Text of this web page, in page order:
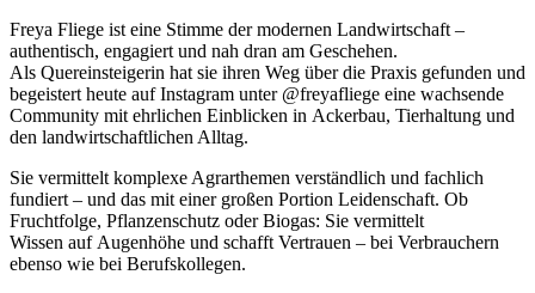
Freya Fliege ist eine Stimme der modernen Landwirtschaft –
authentisch, engagiert und nah dran am Geschehen.
Als Quereinsteigerin hat sie ihren Weg über die Praxis gefunden und
begeistert heute auf Instagram unter @freyafliege eine wachsende
Community mit ehrlichen Einblicken in Ackerbau, Tierhaltung und
den landwirtschaftlichen Alltag.
Sie vermittelt komplexe Agrarthemen verständlich und fachlich
fundiert – und das mit einer großen Portion Leidenschaft. Ob
Fruchtfolge, Pflanzenschutz oder Biogas: Sie vermittelt
Wissen auf Augenhöhe und schafft Vertrauen – bei Verbrauchern
ebenso wie bei Berufskollegen.